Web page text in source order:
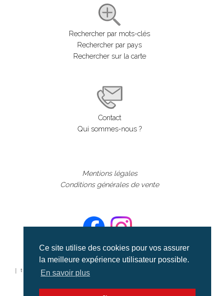
Ce site utilise des cookies pour vos assurer
la meilleure expérience utilisateur possible.
En savoir plus
Rechercher par mots-clés
Rechercher par pays
Rechercher sur la carte
Contact
Qui sommes-nous ?
Mentions légales
Conditions générales de vente
©aerialcollection marque déposée 2024
| tous droits réservés | aerialcollection.fr banque d'images
aériennes et documentaires video et cinéma |